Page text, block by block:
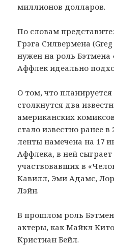
миллионов долларов.
По словам
Грэга Силвермена
нужен на роль
Аффлек идеально
О том, что
столкнутся два
американских
стало известно ранее в
ленты намечена на 17
Аффлека, в ней
участвовавших в
Кавилл, Эми Адамс,
Лэйн.
В прошлом роль
актеры, как Майкл
Кристиан Бейл.